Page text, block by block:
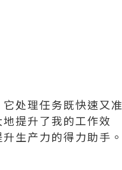
处理任务既快速又准
提升了我的工作效
生产力的得力助手。